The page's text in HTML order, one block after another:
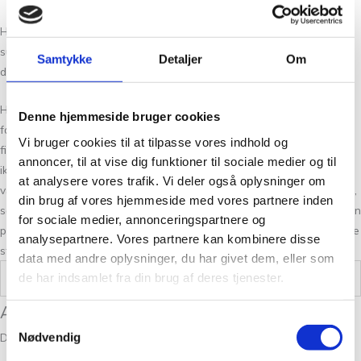
Samtykke Detaljer Om
Denne hjemmeside bruger cookies
Vi bruger cookies til at tilpasse vores indhold og
annoncer, til at vise dig funktioner til sociale medier og til
at analysere vores trafik. Vi deler også oplysninger om
din brug af vores hjemmeside med vores partnere inden
for sociale medier, annonceringspartnere og
analysepartnere. Vores partnere kan kombinere disse
data med andre oplysninger, du har givet dem, eller som
de har indsamlet fra din brug af deres tjenester.
Nødvendig
Hvis du ikke fandt den rigtige garn kvalitet har vi altid flere
substitutter at vælge imellem. Det kan være svært at vælge netop
den rigtige farve, så tag dig god tid og spørg os endelig til råds.
Hos Tante Grøn CPH har vi et stort udvalg af garner i mange skønne
farver. Så hvis du vil have syn for sagen og mærke garnet mellem
fingrene, så kom forbi vores butik på Christian Winthers Vej. Hvis du
ikke fandt den rigtige garn kvalitet har vi altid flere substituter at
vælge i mellem. Det kan være svært at vælge netop den rigtige farve,
så tag dig god tid og spørg os endelig til råds. Vi stræber altid efter en
personlig og nøje vejledning så du er på sikker vej med dine fremtidige
strikkeeventyr.
Vægt 0,05 kg
Anmeldelser
Der er endnu ikke nogle anmeldelser.